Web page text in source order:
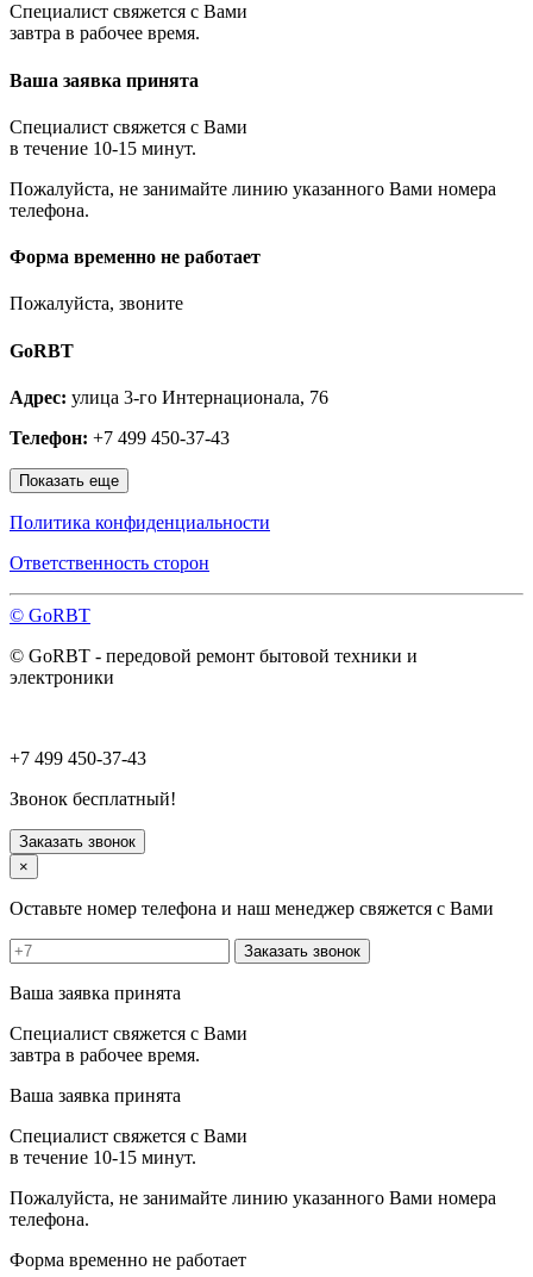
Королёв
Котельники
Красногорск
Краснознаменск
Кубинка
Ликино-Дулёво
Лобня
Луховицы
Люберцы
Малаховка
Москва и МО
Наро-Фоминск
Ногинск
Одинцово
Ожерелье
Орехово-Зуево
Пересвет
Подольск
Протвино
Пущино
Раменское
Сергиев Посад
Серпухов
Солнечногорск
Старая Купавна
Ступино
Фрязино
Химки
Хотьково
Чехов
Щелково
Щербинка
Электрогорск
Электросталь
Электроугли
Яхрома
Специалист свяжется с Вами
завтра в рабочее время.
Ваша заявка принята
Специалист свяжется с Вами
в течение 10-15 минут.
Пожалуйста, не занимайте линию указанного Вами номера
телефона.
Форма временно не работает
Пожалуйста, звоните
GoRBT
Адрес: улица 3-го Интернационала, 76
Телефон: +7 499 450-37-43
Показать еще
Политика конфиденциальности
Ответственность сторон
© GoRBT
© GoRBT - передовой ремонт бытовой техники и
электроники
+7 499 450-37-43
Звонок бесплатный!
Заказать звонок
×
Оставьте номер телефона и наш менеджер свяжется с Вами
Заказать звонок
Ваша заявка принята
Специалист свяжется с Вами
завтра в рабочее время.
Ваша заявка принята
Специалист свяжется с Вами
в течение 10-15 минут.
Пожалуйста, не занимайте линию указанного Вами номера
телефона.
Форма временно не работает